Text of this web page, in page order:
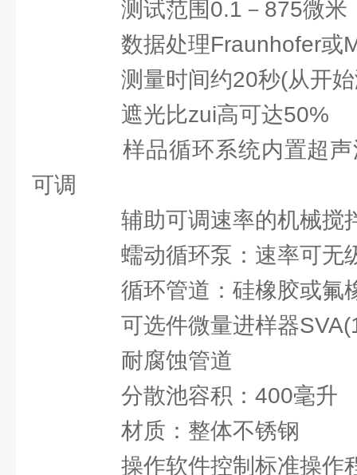
测试范围0.1－875微米
数据处理Fraunhofer或
测量时间约20秒(从开始
遮光比zui高可达50%
样品循环系统内置超声
可调
辅助可调速率的机械搅
蠕动循环泵：速率可无
循环管道：硅橡胶或氟
可选件微量进样器
耐腐蚀管道
分散池容积：400毫升
材质：整体不锈钢
操作软件控制标准操作